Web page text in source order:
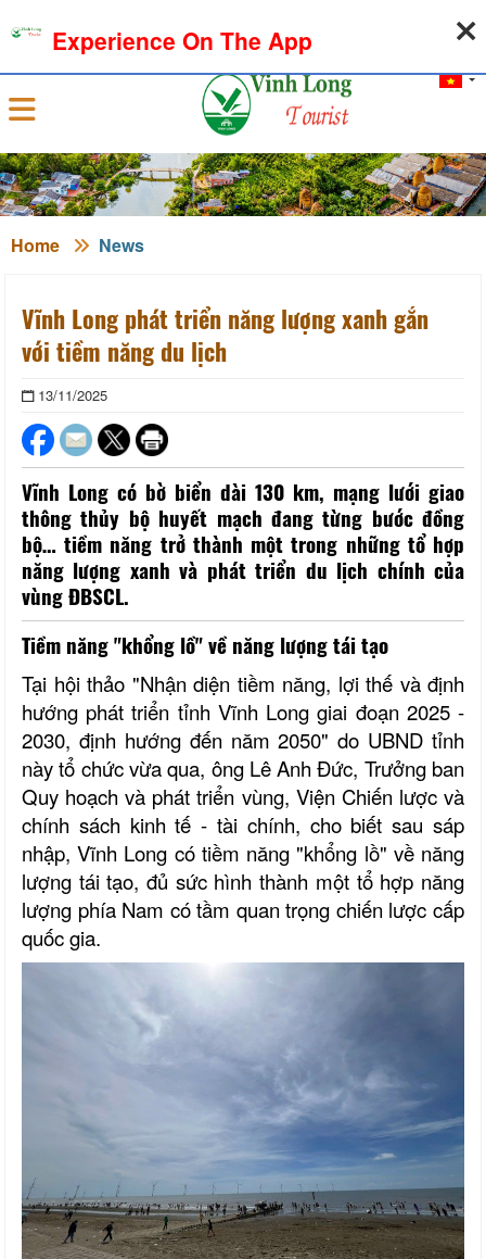
Sign in
Home News
Vĩnh Long phát triển năng lượng xanh gắn
với tiềm năng du lịch
13/11/2025
Vĩnh Long có bờ biển dài 130 km, mạng lưới giao
thông thủy bộ huyết mạch đang từng bước đồng
bộ… tiềm năng trở thành một trong những tổ hợp
năng lượng xanh và phát triển du lịch chính của
vùng ĐBSCL.
Tiềm năng "khổng lồ" về năng lượng tái tạo
Tại hội thảo "Nhận diện tiềm năng, lợi thế và định
hướng phát triển tỉnh Vĩnh Long giai đoạn 2025 -
2030, định hướng đến năm 2050" do UBND tỉnh
này tổ chức vừa qua, ông Lê Anh Đức, Trưởng ban
Quy hoạch và phát triển vùng, Viện Chiến lược và
chính sách kinh tế - tài chính, cho biết sau sáp
nhập, Vĩnh Long có tiềm năng "khổng lồ" về năng
lượng tái tạo, đủ sức hình thành một tổ hợp năng
lượng phía Nam có tầm quan trọng chiến lược cấp
quốc gia.
Experience On The App